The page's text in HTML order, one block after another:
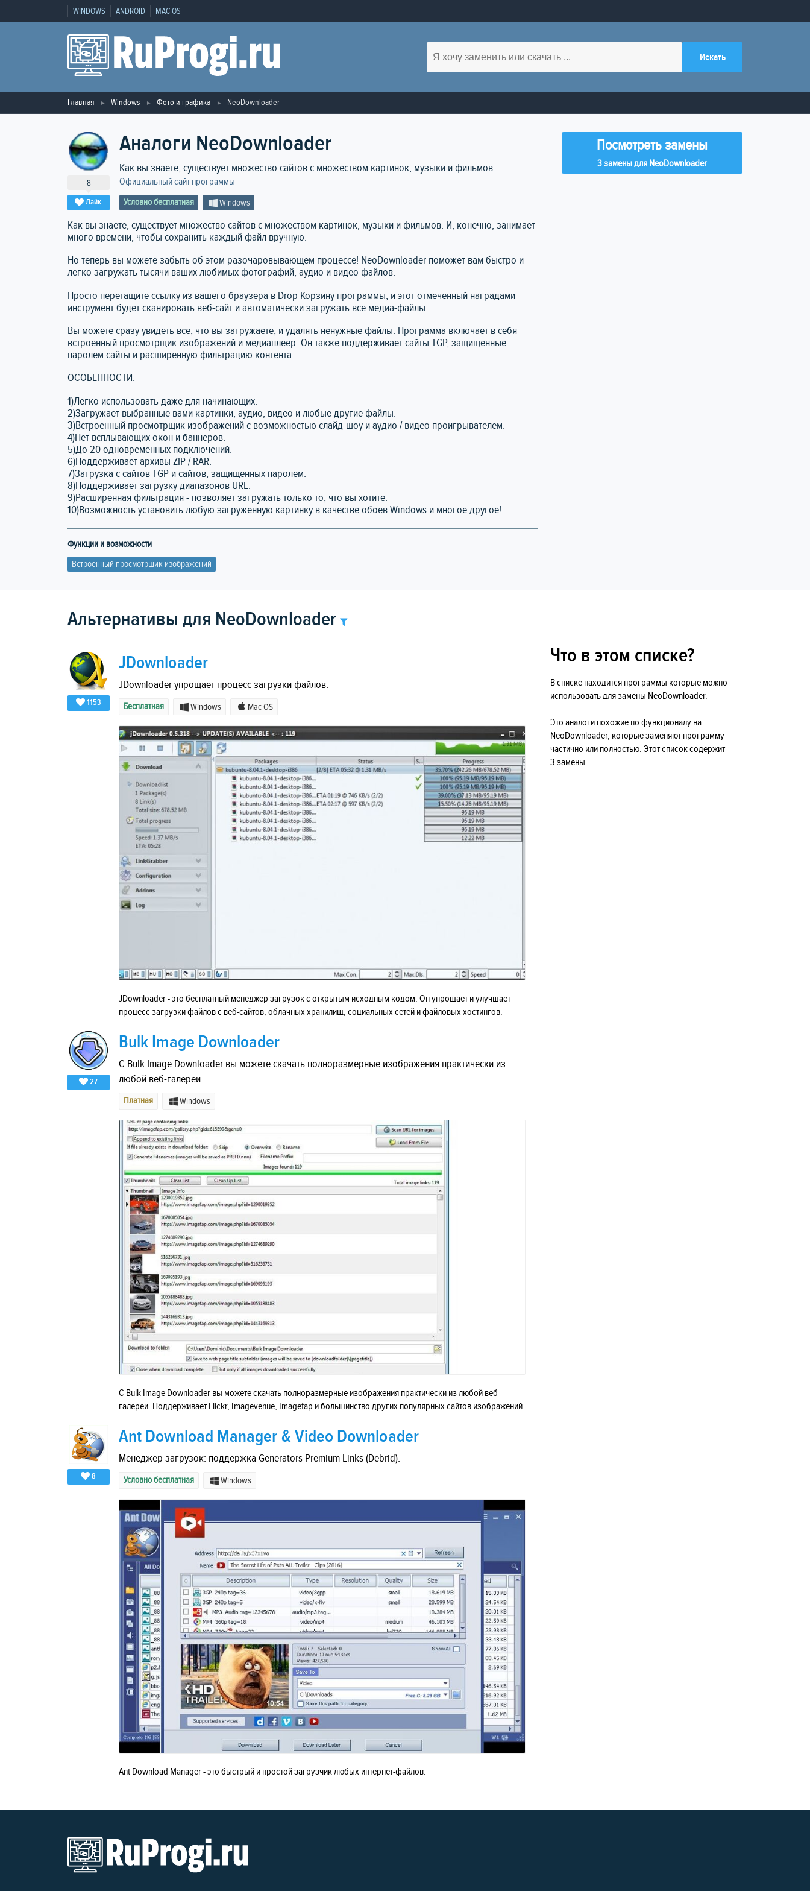
WINDOWS ANDROID MAC OS
Главная Windows Фото и графика NeoDownloader
8
Лайк
Аналоги NeoDownloader
Как вы знаете, существует множество сайтов с множеством картинок, музыки и фильмов.
Официальный сайт программы
Условно бесплатная Windows
Посмотреть замены
3 замены для NeoDownloader
Как вы знаете, существует множество сайтов с множеством картинок, музыки и фильмов. И, конечно, занимает
много времени, чтобы сохранить каждый файл вручную.
Но теперь вы можете забыть об этом разочаровывающем процессе! NeoDownloader поможет вам быстро и
легко загружать тысячи ваших любимых фотографий, аудио и видео файлов.
Просто перетащите ссылку из вашего браузера в Drop Корзину программы, и этот отмеченный наградами
инструмент будет сканировать веб-сайт и автоматически загружать все медиа-файлы.
Вы можете сразу увидеть все, что вы загружаете, и удалять ненужные файлы. Программа включает в себя
встроенный просмотрщик изображений и медиаплеер. Он также поддерживает сайты TGP, защищенные
паролем сайты и расширенную фильтрацию контента.
ОСОБЕННОСТИ:
1)Легко использовать даже для начинающих.
2)Загружает выбранные вами картинки, аудио, видео и любые другие файлы.
3)Встроенный просмотрщик изображений с возможностью слайд-шоу и аудио / видео проигрывателем.
4)Нет всплывающих окон и баннеров.
5)До 20 одновременных подключений.
6)Поддерживает архивы ZIP / RAR.
7)Загрузка с сайтов TGP и сайтов, защищенных паролем.
8)Поддерживает загрузку диапазонов URL.
9)Расширенная фильтрация - позволяет загружать только то, что вы хотите.
10)Возможность установить любую загруженную картинку в качестве обоев Windows и многое другое!
Функции и возможности
Встроенный просмотрщик изображений
Альтернативы для NeoDownloader
1153
JDownloader
JDownloader упрощает процесс загрузки файлов.
Бесплатная Windows Mac OS
JDownloader - это бесплатный менеджер загрузок с открытым исходным кодом. Он упрощает и улучшает
процесс загрузки файлов с веб-сайтов, облачных хранилищ, социальных сетей и файловых хостингов.
27
Bulk Image Downloader
С Bulk Image Downloader вы можете скачать полноразмерные изображения практически из
любой веб-галереи.
Платная Windows
С Bulk Image Downloader вы можете скачать полноразмерные изображения практически из любой веб-
галереи. Поддерживает Flickr, Imagevenue, Imagefap и большинство других популярных сайтов изображений.
8
Ant Download Manager & Video Downloader
Менеджер загрузок: поддержка Generators Premium Links (Debrid).
Условно бесплатная Windows
Ant Download Manager - это быстрый и простой загрузчик любых интернет-файлов.
Что в этом списке?
В списке находится программы которые можно
использовать для замены NeoDownloader.
Это аналоги похожие по функционалу на
NeoDownloader, которые заменяют программу
частично или полностью. Этот список содержит
3 замены.